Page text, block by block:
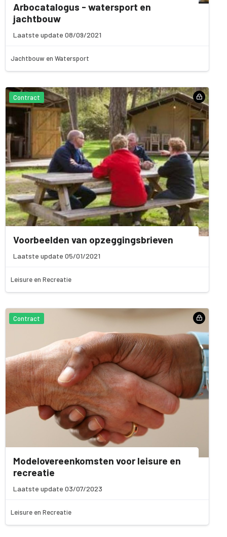
Arbocatalogus - watersport en
jachtbouw
Laatste update 08/09/2021
Jachtbouw en Watersport
Contract
Voorbeelden van opzeggingsbrieven
Laatste update 05/01/2021
Leisure en Recreatie
Contract
Modelovereenkomsten voor leisure en
recreatie
Laatste update 03/07/2023
Leisure en Recreatie